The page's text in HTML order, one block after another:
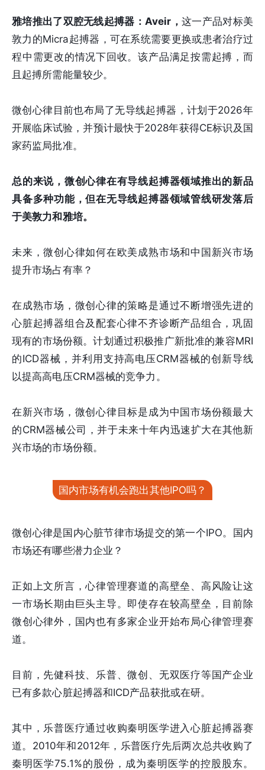
雅培推出了双腔无线起搏器：Aveir，这一产品对标美
敦力的Micra起搏器，可在系统需要更换或患者治疗过
程中需更改的情况下回收。该产品满足按需起搏，而
且起搏所需能量较少。
微创心律目前也布局了无导线起搏器，计划于2026年
开展临床试验，并预计最快于2028年获得CE标识及国
家药监局批准。
总的来说，微创心律在有导线起搏器领域推出的新品
具备多种功能，但在无导线起搏器领域管线研发落后
于美敦力和雅培。
未来，微创心律如何在欧美成熟市场和中国新兴市场
提升市场占有率？
在成熟市场，微创心律的策略是通过不断增强先进的
⼼脏起搏器组合及配套⼼律不齐诊断产品组合，巩固
现有的市场份额。计划通过积极推广新批准的兼容MRI
的ICD器械，并利用支持高电压CRM器械的创新导线
以提高高电压CRM器械的竞争力。
在新兴市场，微创心律目标是成为中国市场份额最大
的CRM器械公司，并于未来十年内迅速扩大在其他新
兴市场的市场份额。
国内市场有机会跑出其他IPO吗？
微创心律是国内心脏节律市场提交的第一个IPO。国内
市场还有哪些潜力企业？
正如上文所言，心律管理赛道的高壁垒、高风险让这
一市场长期由巨头主导。即使存在较高壁垒，目前除
微创心律外，国内也有多家企业开始布局心律管理赛
道。
目前，先健科技、乐普、微创、无双医疗等国产企业
已有多款心脏起搏器和ICD产品获批或在研。
其中，乐普医疗通过收购秦明医学进入心脏起搏器赛
道。2010年和2012年，乐普医疗先后两次总共收购了
秦明医学75.1%的股份，成为秦明医学的控股股东。